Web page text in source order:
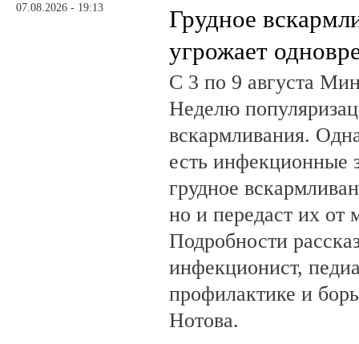
07.08.2026 - 19:13
Грудное
угрожает
С 3 по 9 августа
Неделю
вскармливания.
есть инфекционные
грудное
но и передаст их от
Подробности
инфекционист,
профилактике и
Нотова.